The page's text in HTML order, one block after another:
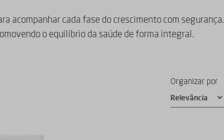
acompanhar cada fase do crescimento com segurança.
o equilíbrio da saúde de forma integral.
Organizar por
Relevância